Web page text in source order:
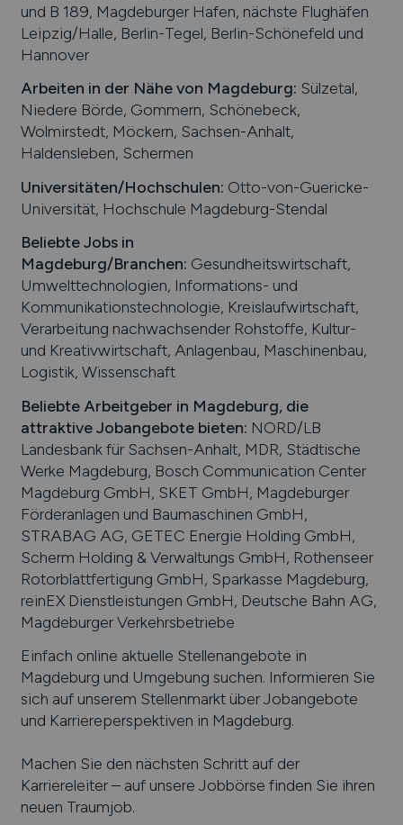
und B 189, Magdeburger Hafen, nächste Flughäfen
Leipzig/Halle, Berlin-Tegel, Berlin-Schönefeld und
Hannover
Arbeiten in der Nähe von Magdeburg: Sülzetal,
Niedere Börde, Gommern, Schönebeck,
Wolmirstedt, Möckern, Sachsen-Anhalt,
Haldensleben, Schermen
Universitäten/Hochschulen: Otto-von-Guericke-
Universität, Hochschule Magdeburg-Stendal
Beliebte Jobs in
Magdeburg/Branchen: Gesundheitswirtschaft,
Umwelttechnologien, Informations- und
Kommunikationstechnologie, Kreislaufwirtschaft,
Verarbeitung nachwachsender Rohstoffe, Kultur-
und Kreativwirtschaft, Anlagenbau, Maschinenbau,
Logistik, Wissenschaft
Beliebte Arbeitgeber in Magdeburg, die
attraktive Jobangebote bieten: NORD/LB
Landesbank für Sachsen-Anhalt, MDR, Städtische
Werke Magdeburg, Bosch Communication Center
Magdeburg GmbH, SKET GmbH, Magdeburger
Förderanlagen und Baumaschinen GmbH,
STRABAG AG, GETEC Energie Holding GmbH,
Scherm Holding & Verwaltungs GmbH, Rothenseer
Rotorblattfertigung GmbH, Sparkasse Magdeburg,
reinEX Dienstleistungen GmbH, Deutsche Bahn AG,
Magdeburger Verkehrsbetriebe
Einfach online aktuelle Stellenangebote in
Magdeburg und Umgebung suchen. Informieren Sie
sich auf unserem Stellenmarkt über Jobangebote
und Karriereperspektiven in Magdeburg.
Machen Sie den nächsten Schritt auf der
Karriereleiter – auf unsere Jobbörse finden Sie ihren
neuen Traumjob.